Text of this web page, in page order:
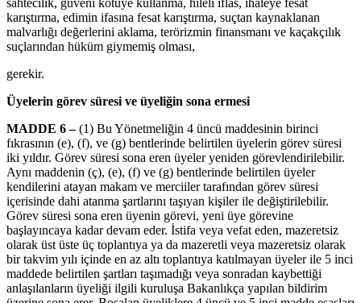
sahtecilik, güveni kötüye kullanma, hileli iflas, ihaleye fesat
karıştırma, edimin ifasına fesat karıştırma, suçtan kaynaklanan
malvarlığı değerlerini aklama, terörizmin finansmanı ve kaçakçılık
suçlarından hüküm giymemiş olması,
gerekir.
Üyelerin görev süresi ve üyeliğin sona ermesi
MADDE 6 –(1) Bu Yönetmeliğin 4 üncü maddesinin birinci
fıkrasının (e), (f), ve (g) bentlerinde belirtilen üyelerin görev süresi
iki yıldır. Görev süresi sona eren üyeler yeniden görevlendirilebilir.
Aynı maddenin (ç), (e), (f) ve (g) bentlerinde belirtilen üyeler
kendilerini atayan makam ve merciiler tarafından görev süresi
içerisinde dahi atanma şartlarını taşıyan kişiler ile değiştirilebilir.
Görev süresi sona eren üyenin görevi, yeni üye görevine
başlayıncaya kadar devam eder. İstifa veya vefat eden, mazeretsiz
olarak üst üste üç toplantıya ya da mazeretli veya mazeretsiz olarak
bir takvim yılı içinde en az altı toplantıya katılmayan üyeler ile 5 inci
maddede belirtilen şartları taşımadığı veya sonradan kaybettiği
anlaşılanların üyeliği ilgili kuruluşa Bakanlıkça yapılan bildirim